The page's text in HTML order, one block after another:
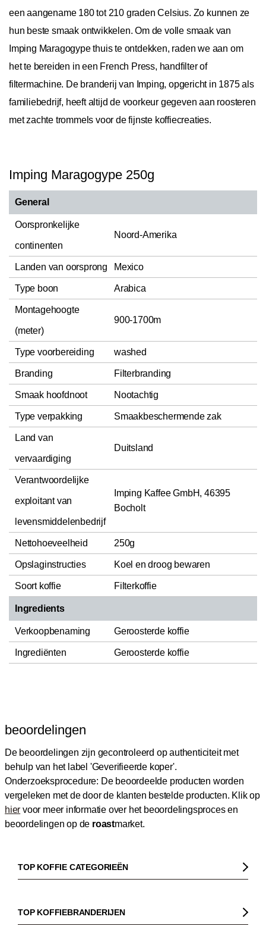
een aangename 180 tot 210 graden Celsius. Zo kunnen ze
hun beste smaak ontwikkelen. Om de volle smaak van
Imping Maragogype thuis te ontdekken, raden we aan om
het te bereiden in een French Press, handfilter of
filtermachine. De branderij van Imping, opgericht in 1875 als
familiebedrijf, heeft altijd de voorkeur gegeven aan roosteren
met zachte trommels voor de fijnste koffiecreaties.
Imping Maragogype 250g
General
Oorspronkelijke
continenten
Noord-Amerika
Landen van oorsprong Mexico
Type boon Arabica
Montagehoogte
(meter)
900-1700m
Type voorbereiding washed
Branding Filterbranding
Smaak hoofdnoot Nootachtig
Type verpakking Smaakbeschermende zak
Land van
vervaardiging
Duitsland
Verantwoordelijke
exploitant van
levensmiddelenbedrijf
Imping Kaffee GmbH, 46395
Bocholt
Nettohoeveelheid 250g
Opslaginstructies Koel en droog bewaren
Soort koffie Filterkoffie
Ingredients
Verkoopbenaming Geroosterde koffie
Ingrediënten Geroosterde koffie
beoordelingen
De beoordelingen zijn gecontroleerd op authenticiteit met
behulp van het label 'Geverifieerde koper'.
Onderzoeksprocedure: De beoordeelde producten worden
vergeleken met de door de klanten bestelde producten. Klik op
hier voor meer informatie over het beoordelingsproces en
beoordelingen op de roastmarket.
TOP KOFFIE CATEGORIEËN
Koffiebonen
Biologische koffie
TOP KOFFIEBRANDERIJEN